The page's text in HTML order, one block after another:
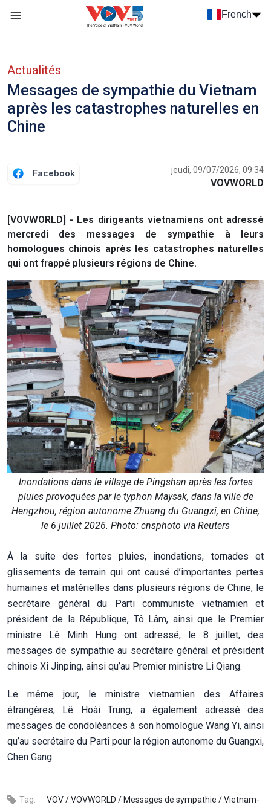
French
Actualités
Messages de sympathie du Vietnam
après les catastrophes naturelles en
Chine
Facebook jeudi, 09/07/2026, 09:34
VOVWORLD
[VOVWORLD] - Les dirigeants vietnamiens ont adressé
mercredi des messages de sympathie à leurs
homologues chinois après les catastrophes naturelles
qui ont frappé plusieurs régions de Chine.
Inondations dans le village de Pingshan après les fortes
pluies provoquées par le typhon Maysak, dans la ville de
Hengzhou, région autonome Zhuang du Guangxi, en Chine,
le 6 juillet 2026. Photo: cnsphoto via Reuters
À la suite des fortes pluies, inondations, tornades et
glissements de terrain qui ont causé d’importantes pertes
humaines et matérielles dans plusieurs régions de Chine, le
secrétaire général du Parti communiste vietnamien et
président de la République, Tô Lâm, ainsi que le Premier
ministre Lê Minh Hung ont adressé, le 8 juillet, des
messages de sympathie au secrétaire général et président
chinois Xi Jinping, ainsi qu’au Premier ministre Li Qiang.
Le même jour, le ministre vietnamien des Affaires
étrangères, Lê Hoài Trung, a également adressé des
messages de condoléances à son homologue Wang Yi, ainsi
qu’au secrétaire du Parti pour la région autonome du Guangxi,
Chen Gang.
Tag: VOV /VOVWORLD / Messages de sympathie /Vietnam-